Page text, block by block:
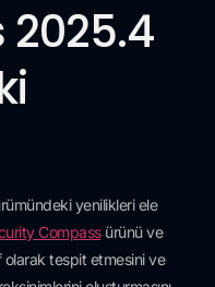
2025.4
yenilikleri ele
Compassürünü ve
tespit etmesini ve